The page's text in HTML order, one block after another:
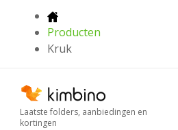
Producten
Kruk
Laatste folders, aanbiedingen en
kortingen